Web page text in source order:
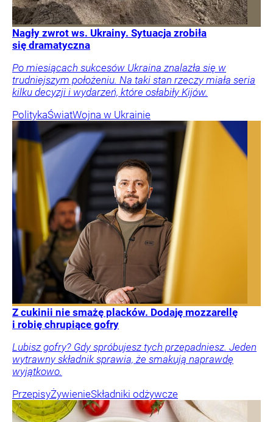
Nagły zwrot ws. Ukrainy. Sytuacja zrobiła
się dramatyczna
Po miesiącach sukcesów Ukraina znalazła się w
trudniejszym położeniu. Na taki stan rzeczy miała seria
kilku decyzji i wydarzeń, które osłabiły Kijów.
PolitykaŚwiatWojna w Ukrainie
Z cukinii nie smażę placków. Dodaję mozzarellę
i robię chrupiące gofry
Lubisz gofry? Gdy spróbujesz tych przepadniesz. Jeden
wytrawny składnik sprawia, że smakują naprawdę
wyjątkowo.
PrzepisyŻywienieSkładniki odżywcze